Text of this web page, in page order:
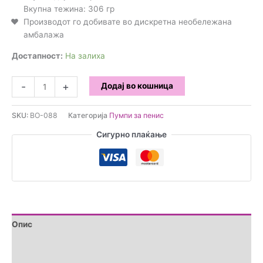
Вкупна тежина: 306 гр
Производот го добивате во дискретна необележана
амбалажа
Достапност: На залиха
-
Pumps
-
Автоматска
пумпа
+ Додај во кошница
SKU: BO-088 Категорија Пумпи за пенис
Сигурно плаќање
Опис